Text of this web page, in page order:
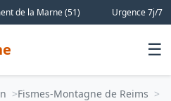
de la Marne (51) Urgence 7j/7
☰
Fismes-Montagne de Reims